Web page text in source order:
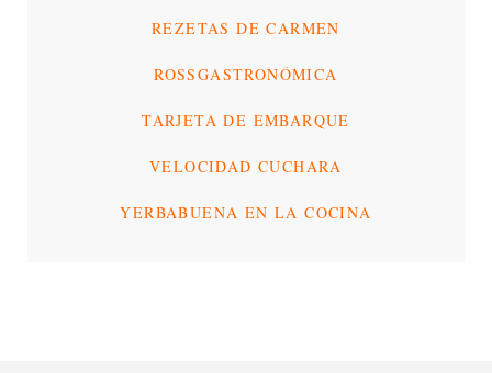
REZETAS DE CARMEN
ROSSGASTRONÓMICA
TARJETA DE EMBARQUE
VELOCIDAD CUCHARA
YERBABUENA EN LA COCINA